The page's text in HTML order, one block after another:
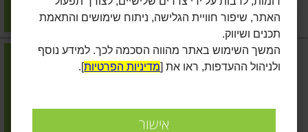
מחיר מבצע ₪17.90
₪21.90
₪4.93 ל-100 מ"ל במבצע! ₪17.90
קנור | 370 גרם
רוטב טריאקי
הוסיפו
האתר, שיפור חוויית הגלישה, ניתוח שימושים והתאמת
תכנים ושיווק.
המשך השימוש באתר מהווה הסכמה לכך. למידע נוסף
ולניהול ההעדפות, ראו את [מדיניות הפרטיות].
אישור